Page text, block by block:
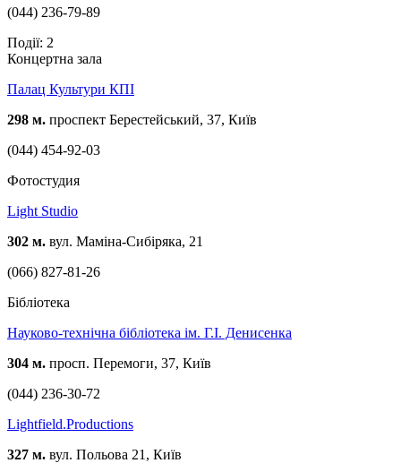
(044) 236-79-89
Події: 2
Концертна зала
Палац Культури КПІ
298 м. проспект Берестейський, 37, Київ
(044) 454-92-03
Фотостудия
Light Studio
302 м. вул. Маміна-Сибіряка, 21
(066) 827-81-26
Бібліотека
Науково-технічна бiблiотека ім. Г.І. Денисенка
304 м. просп. Перемоги, 37, Київ
(044) 236-30-72
Lightfield.Productions
327 м. вул. Польова 21, Київ